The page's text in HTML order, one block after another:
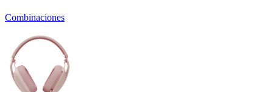
Combinaciones